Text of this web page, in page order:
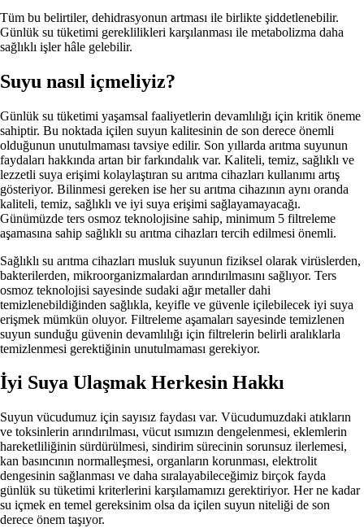
Tüm bu belirtiler, dehidrasyonun artması ile birlikte şiddetlenebilir.
Günlük su tüketimi gereklilikleri karşılanması ile metabolizma daha
sağlıklı işler hâle gelebilir.
Suyu nasıl içmeliyiz?
Günlük su tüketimi yaşamsal faaliyetlerin devamlılığı için kritik öneme
sahiptir. Bu noktada içilen suyun kalitesinin de son derece önemli
olduğunun unutulmaması tavsiye edilir. Son yıllarda arıtma suyunun
faydaları hakkında artan bir farkındalık var. Kaliteli, temiz, sağlıklı ve
lezzetli suya erişimi kolaylaştıran su arıtma cihazları kullanımı artış
gösteriyor. Bilinmesi gereken ise her su arıtma cihazının aynı oranda
kaliteli, temiz, sağlıklı ve iyi suya erişimi sağlayamayacağı.
Günümüzde ters osmoz teknolojisine sahip, minimum 5 filtreleme
aşamasına sahip sağlıklı su arıtma cihazları tercih edilmesi önemli.
Sağlıklı su arıtma cihazları musluk suyunun fiziksel olarak virüslerden,
bakterilerden, mikroorganizmalardan arındırılmasını sağlıyor. Ters
osmoz teknolojisi sayesinde sudaki ağır metaller dahi
temizlenebildiğinden sağlıkla, keyifle ve güvenle içilebilecek iyi suya
erişmek mümkün oluyor. Filtreleme aşamaları sayesinde temizlenen
suyun sunduğu güvenin devamlılığı için filtrelerin belirli aralıklarla
temizlenmesi gerektiğinin unutulmaması gerekiyor.
İyi Suya Ulaşmak Herkesin Hakkı
Suyun vücudumuz için sayısız faydası var. Vücudumuzdaki atıkların
ve toksinlerin arındırılması, vücut ısımızın dengelenmesi, eklemlerin
hareketliliğinin sürdürülmesi, sindirim sürecinin sorunsuz ilerlemesi,
kan basıncının normalleşmesi, organların korunması, elektrolit
dengesinin sağlanması ve daha sıralayabileceğimiz birçok fayda
günlük su tüketimi kriterlerini karşılamamızı gerektiriyor. Her ne kadar
su içmek en temel gereksinim olsa da içilen suyun niteliği de son
derece önem taşıyor.